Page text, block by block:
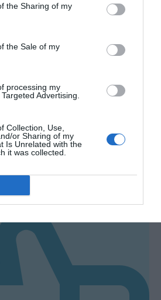
en nuestra Política de
utilice la siguiente opción de
selección. Tenga en cuenta que
su solicitud de exclusión, es
anuncios basados en intereses
personal utilizada por nosotros o
divulgada a terceros antes de su
en la divulgación adicional de
por parte de terceros en la Lista de
de la IAB.
the Sharing of my
the Sale of my
processing my
Advertising.
Collection, Use,
or Sharing of my
Is Unrelated with the
it was collected.